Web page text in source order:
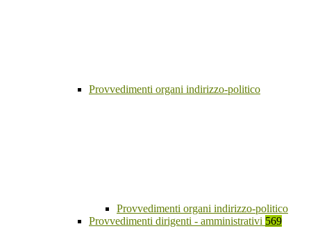
Provvedimenti organi indirizzo-politico
Provvedimenti organi indirizzo-politico
Provvedimenti dirigenti - amministrativi 569